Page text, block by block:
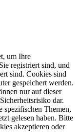
um Ihre
registriert sind, und
sind. Cookies sind
gespeichert werden.
nur auf dieser
dar.
spezifischen Themen,
gelesen haben. Bitte
akzeptieren oder